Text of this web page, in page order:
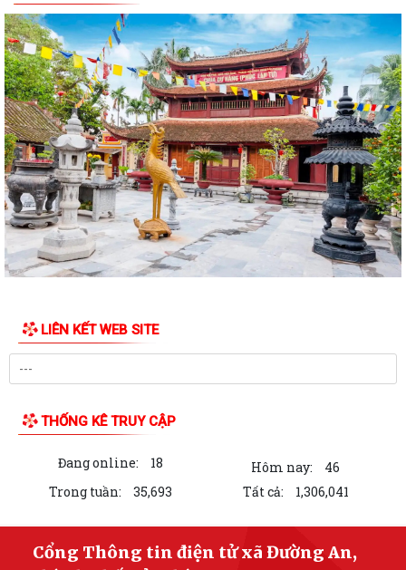
LIÊN KẾT WEB SITE
THỐNG KÊ TRUY CẬP
Đang online: 18 Hôm nay:
46
Trong tuần:
35,693 Tất cả: 1,306,041
Cổng Thông tin điện tử xã Đường An,